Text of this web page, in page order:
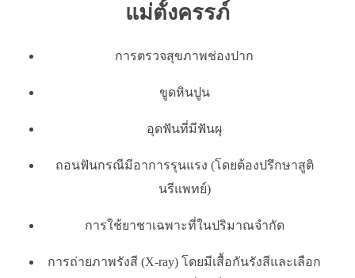
แม่ตั้งครรภ์
การตรวจสุขภาพช่องปาก
ขูดหินปูน
อุดฟันที่มีฟันผุ
ถอนฟันกรณีมีอาการรุนแรง (โดยต้องปรึกษาสูติ
นรีแพทย์)
การใช้ยาชาเฉพาะที่ในปริมาณจำกัด
การถ่ายภาพรังสี (X-ray) โดยมีเสื้อกันรังสีและเลือก